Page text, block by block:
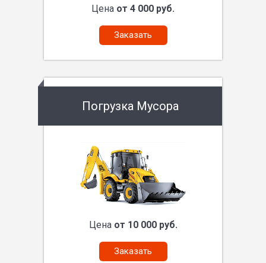
Цена от 4 000 руб.
Заказать
Погрузка Мусора
Цена от 10 000 руб.
Заказать